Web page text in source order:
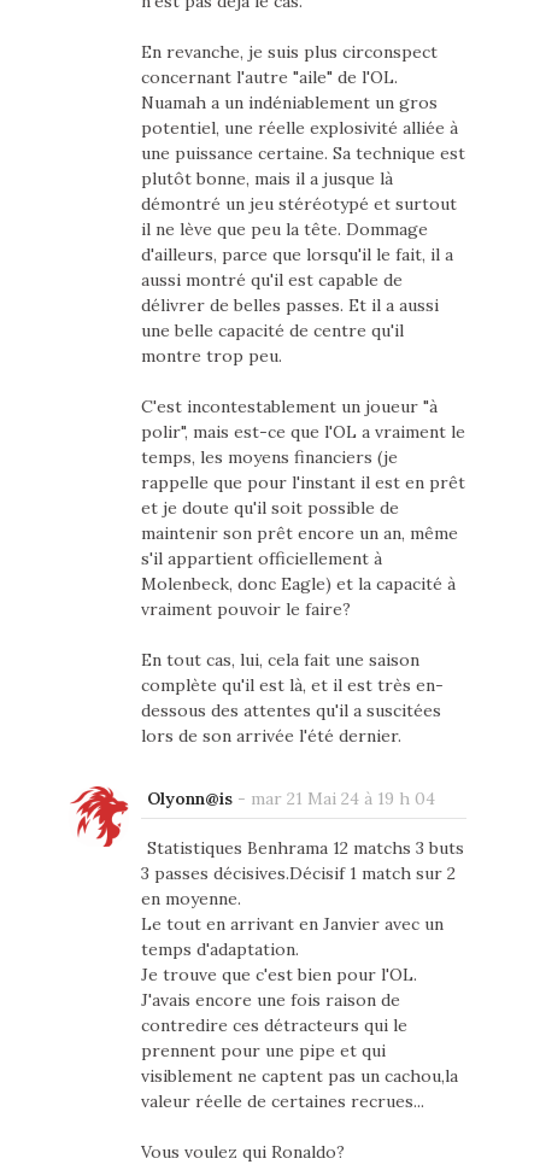
En revanche, je suis plus circonspect
concernant l'autre "aile" de l'OL.
Nuamah a un indéniablement un gros
potentiel, une réelle explosivité alliée à
une puissance certaine. Sa technique est
plutôt bonne, mais il a jusque là
démontré un jeu stéréotypé et surtout
il ne lève que peu la tête. Dommage
d'ailleurs, parce que lorsqu'il le fait, il a
aussi montré qu'il est capable de
délivrer de belles passes. Et il a aussi
une belle capacité de centre qu'il
montre trop peu.
C'est incontestablement un joueur "à
polir", mais est-ce que l'OL a vraiment le
temps, les moyens financiers (je
rappelle que pour l'instant il est en prêt
et je doute qu'il soit possible de
maintenir son prêt encore un an, même
s'il appartient officiellement à
Molenbeck, donc Eagle) et la capacité à
vraiment pouvoir le faire?
En tout cas, lui, cela fait une saison
complète qu'il est là, et il est très en-
dessous des attentes qu'il a suscitées
lors de son arrivée l'été dernier.
Olyonn@is- mar 21 Mai 24 à 19 h 04
Statistiques Benhrama 12 matchs 3 buts
3 passes décisives.Décisif 1 match sur 2
en moyenne.
Le tout en arrivant en Janvier avec un
temps d'adaptation.
Je trouve que c'est bien pour l'OL.
J'avais encore une fois raison de
contredire ces détracteurs qui le
prennent pour une pipe et qui
visiblement ne captent pas un cachou,la
valeur réelle de certaines recrues...
Vous voulez qui Ronaldo?